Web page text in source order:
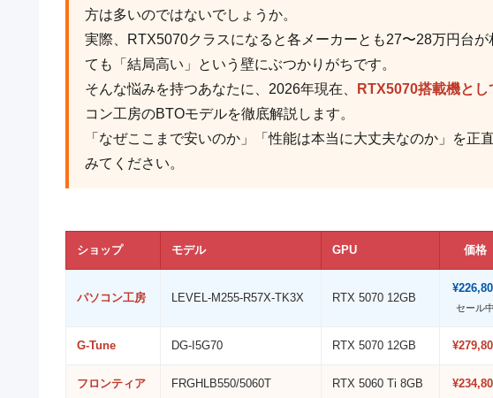
方は多いのではないでしょうか。
実際、RTX5070クラスになると各メーカーとも27〜28万円台
ても「結局高い」という壁にぶつかりがちです。
そんな悩みを持つあなたに、2026年現在、
RTX5070搭載機と
コン工房のBTOモデルを徹底解説します。
「なぜここまで安いのか」「性能は本当に大丈夫なのか」を正
みてください。
ショップ モデル GPU 価格
パソコン工房 LEVEL-M255-R57X-TK3X RTX 5070 12GB
セール中
G-Tune DG-I5G70 RTX 5070 12GB
フロンティア FRGHLB550/5060T RTX 5060 Ti 8GB